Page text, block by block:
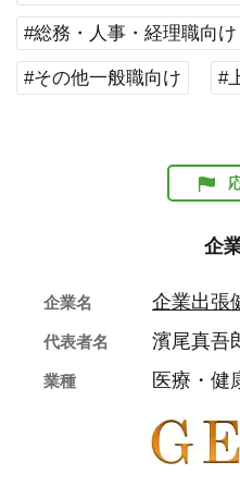
#総務・人事・経理職向け
#その他一般職向け #
企
企業名 企業出張
代表者名 濱尾真吾
業種 医療・健